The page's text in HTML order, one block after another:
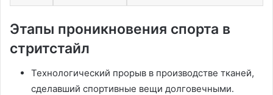
Этапы проникновения спорта в
стритстайл
Технологический прорыв в производстве тканей,
сделавший спортивные вещи долговечными․